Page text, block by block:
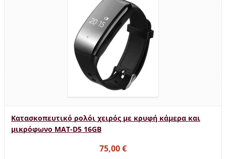
Κατασκοπευτικό ρολόι χειρός με κρυφή κάμερα και
μικρόφωνο MAT-D5 16GB
75,00 €